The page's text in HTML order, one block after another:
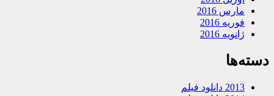
مارس 2016
فوریه 2016
ژانویه 2016
دسته‌ها
2013 دانلود فیلم